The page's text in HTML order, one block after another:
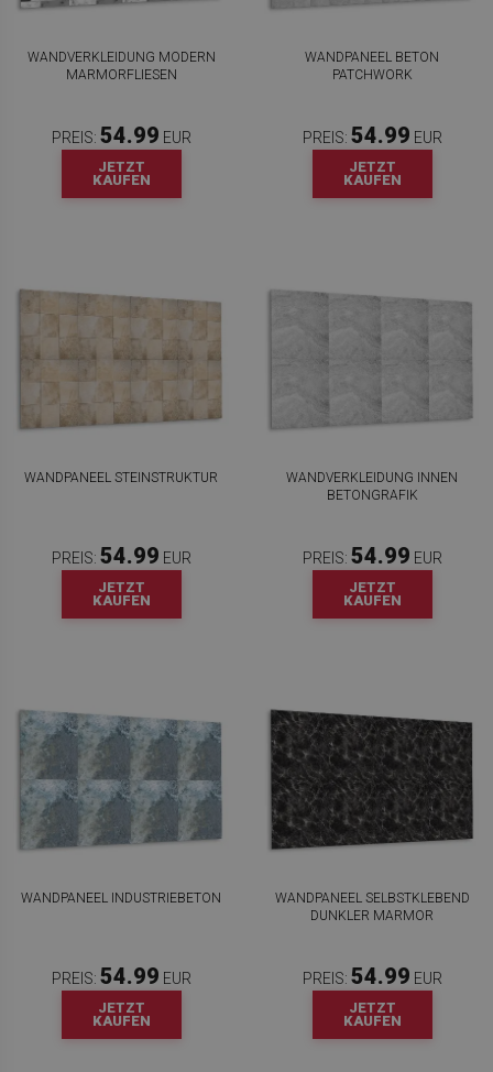
WANDVERKLEIDUNG MODERN
MARMORFLIESEN
PREIS: 54.99 EUR
JETZT
KAUFEN
WANDPANEEL BETON
PATCHWORK
PREIS: 54.99 EUR
JETZT
KAUFEN
WANDPANEEL STEINSTRUKTUR
PREIS: 54.99 EUR
JETZT
KAUFEN
WANDVERKLEIDUNG INNEN
BETONGRAFIK
PREIS: 54.99 EUR
JETZT
KAUFEN
WANDPANEEL INDUSTRIEBETON
PREIS: 54.99 EUR
JETZT
KAUFEN
WANDPANEEL SELBSTKLEBEND
DUNKLER MARMOR
PREIS: 54.99 EUR
JETZT
KAUFEN